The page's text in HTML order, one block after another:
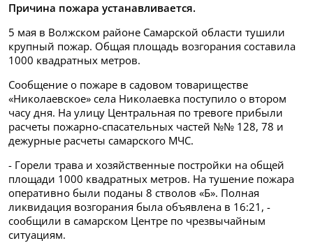
Причина пожара устанавливается.
5 мая в Волжском районе Самарской области тушили
крупный пожар. Общая площадь возгорания составила
1000 квадратных метров.
Сообщение о пожаре в садовом товариществе
«Николаевское» села Николаевка поступило о втором
часу дня. На улицу Центральная по тревоге прибыли
расчеты пожарно-спасательных частей №№ 128, 78 и
дежурные расчеты самарского МЧС.
- Горели трава и хозяйственные постройки на общей
площади 1000 квадратных метров. На тушение пожара
оперативно были поданы 8 стволов «Б». Полная
ликвидация возгорания была объявлена в 16:21, -
сообщили в самарском Центре по чрезвычайным
ситуациям.